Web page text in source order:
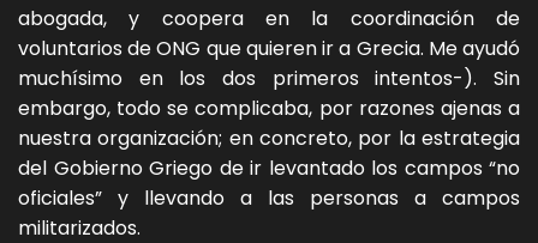
abogada, y coopera en la coordinación de
voluntarios de ONG que quieren ir a Grecia. Me ayudó
muchísimo en los dos primeros intentos-). Sin
embargo, todo se complicaba, por razones ajenas a
nuestra organización; en concreto, por la estrategia
del Gobierno Griego de ir levantado los campos “no
oficiales” y llevando a las personas a campos
militarizados.